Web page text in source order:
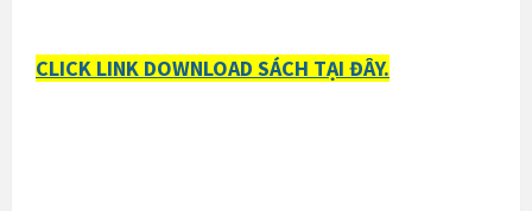
CLICK LINK DOWNLOAD SÁCH TẠI ĐÂY.